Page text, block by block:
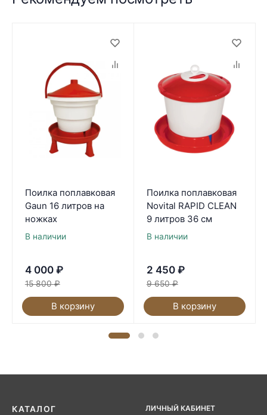
Поилка поплавковая
Gaun 16 литров на
ножках
В наличии
4 000 ₽
15 800 ₽
В корзину
Поилка поплавковая
Novital RAPID CLEAN
9 литров 36 см
В наличии
2 450 ₽
9 650 ₽
В корзину
КАТАЛОГ ЛИЧНЫЙ КАБИНЕТ